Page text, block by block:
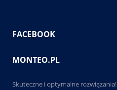
FACEBOOK
MONTEO.PL
Skuteczne i optymalne rozwiązania!